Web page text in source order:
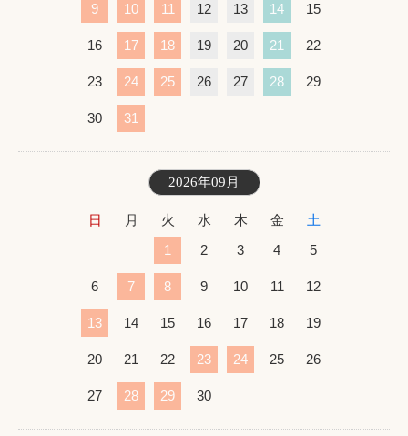
9 10 11 12 13 14 15
16 17 18 19 20 21 22
23 24 25 26 27 28 29
30 31
2026年09月
日 月 火 水 木 金
土
1
2 3 4 5
6 7 8 9 10 11 12
13 14 15 16 17 18 19
20 21 22 23 24 25 26
27 28 29 30